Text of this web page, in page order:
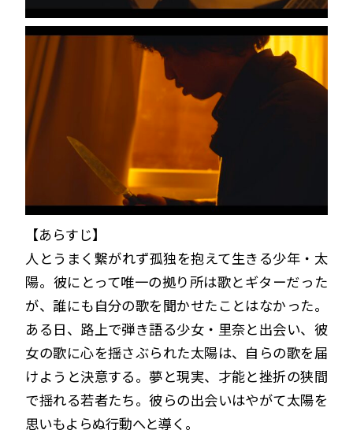
【あらすじ】
人とうまく繋がれず孤独を抱えて生きる少年・太
陽。彼にとって唯一の拠り所は歌とギターだった
が、誰にも自分の歌を聞かせたことはなかった。
ある日、路上で弾き語る少女・里奈と出会い、彼
女の歌に心を揺さぶられた太陽は、自らの歌を届
けようと決意する。夢と現実、才能と挫折の狭間
で揺れる若者たち。彼らの出会いはやがて太陽を
思いもよらぬ行動へと導く。